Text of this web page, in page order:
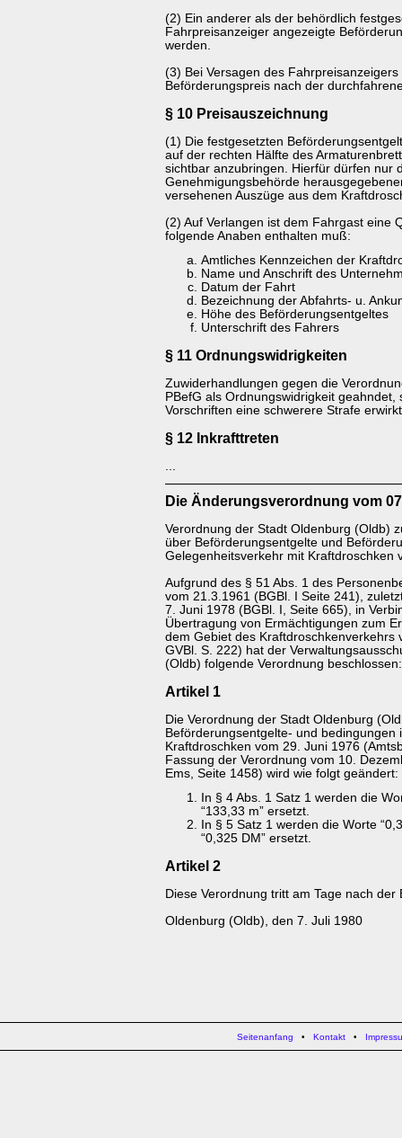
(2) Ein anderer als der behördlich
Fahrpreisanzeiger angezeigte
werden.
(3) Bei Versagen des
Beförderungspreis nach der
§ 10 Preisauszeichnung
(1) Die festgesetzten
auf der rechten Hälfte des
sichtbar anzubringen. Hierfür dürfen nur
Genehmigungsbehörde
versehenen Auszüge aus dem
(2) Auf Verlangen ist dem Fahrgast eine
folgende Anaben enthalten muß:
Amtliches Kennzeichen der
Name und Anschrift des
Datum der Fahrt
Bezeichnung der Abfahrts- u.
Höhe des Beförderungsentgeltes
Unterschrift des Fahrers
§ 11 Ordnungswidrigkeiten
Zuwiderhandlungen gegen die
PBefG als Ordnungswidrigkeit
Vorschriften eine schwerere Strafe
§ 12 Inkrafttreten
Die Änderungsverordnung vom
Verordnung der Stadt Oldenburg (Oldb)
über Beförderungsentgelte und
Gelegenheitsverkehr mit Kraftdroschken
Aufgrund des § 51 Abs. 1 des
vom 21.3.1961 (BGBl. I Seite 241),
7. Juni 1978 (BGBl. I, Seite 665), in
Übertragung von Ermächtigungen zum
dem Gebiet des Kraftdroschkenverkehrs
GVBl. S. 222) hat der
(Oldb) folgende Verordnung beschlossen:
Artikel 1
Die Verordnung der Stadt Oldenburg
Beförderungsentgelte- und bedingungen
Kraftdroschken vom 29. Juni 1976
Fassung der Verordnung vom 10.
Ems, Seite 1458) wird wie folgt geändert:
In § 4 Abs. 1 Satz 1 werden die
“133,33 m” ersetzt.
In § 5 Satz 1 werden die Worte
“0,325 DM” ersetzt.
Artikel 2
Diese Verordnung tritt am Tage nach
Oldenburg (Oldb), den 7. Juli 1980
Seitenanfang • Kontakt•